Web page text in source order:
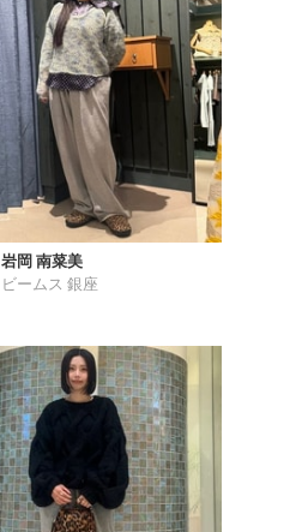
岩岡 南菜美
ビームス 銀座